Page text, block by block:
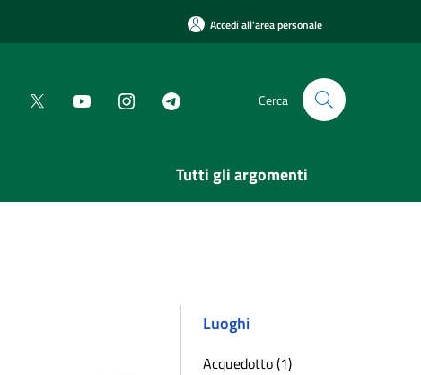
Accedi all'area personale
Cerca
Tutti gli argomenti
Luoghi
Acquedotto (1)